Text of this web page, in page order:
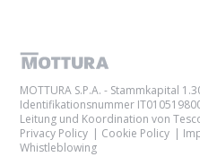
MOTTURA S.P.A. - Stammkapital
Identifikationsnummer
Leitung und Koordination von
Privacy Policy
Cookie Policy
Whistleblowing